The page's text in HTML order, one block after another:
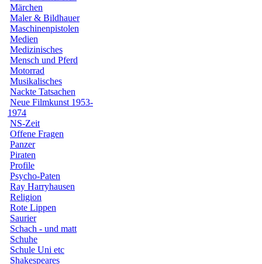
Märchen
Maler & Bildhauer
Maschinenpistolen
Medien
Medizinisches
Mensch und Pferd
Motorrad
Musikalisches
Nackte Tatsachen
Neue Filmkunst 1953-
1974
NS-Zeit
Offene Fragen
Panzer
Piraten
Profile
Psycho-Paten
Ray Harryhausen
Religion
Rote Lippen
Saurier
Schach - und matt
Schuhe
Schule Uni etc
Shakespeares